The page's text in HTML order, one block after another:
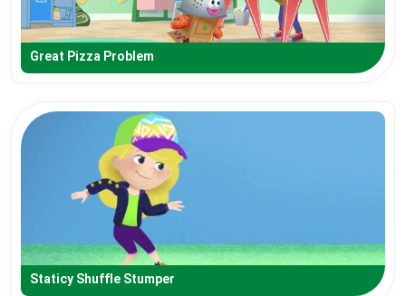
Great Pizza Problem
Staticy Shuffle Stumper